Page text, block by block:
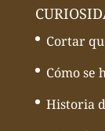
Cortar
Cómo se
Historia